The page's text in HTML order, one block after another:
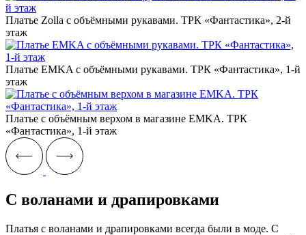
Платье Zolla с объёмными рукавами. ТРК «Фантастика», 2-й
этаж
Платье EMKA с объёмными рукавами. ТРК «Фантастика», 1-й
этаж
Платье с объёмным верхом в магазине EMKA. ТРК
«Фантастика», 1-й этаж
С воланами и драпировками
Платья с воланами и драпировками всегда были в моде. С